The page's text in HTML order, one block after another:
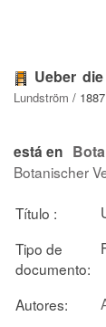
Ueber
Lundström / 1887
está en
Botanischer
Título :
Tipo de
documento:
Autores: